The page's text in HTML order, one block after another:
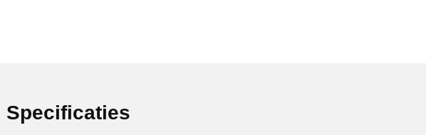
Specificaties